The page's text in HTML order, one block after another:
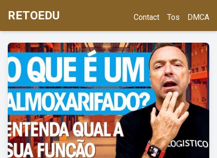
RETOEDU Contact Tos DMCA